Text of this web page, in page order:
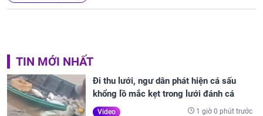
TIN MỚI NHẤT
Đi thu lưới, ngư dân phát hiện cá sấu
khổng lồ mắc kẹt trong lưới đánh cá
Video 1 giờ 0 phút trước